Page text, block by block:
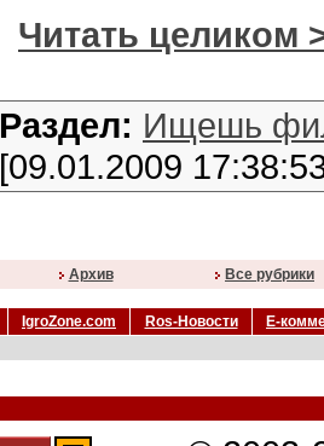
Читать целиком
Раздел: Ищешь
[09.01.2009
Архив Все рубрики
IgroZone.com Ros-Новости
Е-